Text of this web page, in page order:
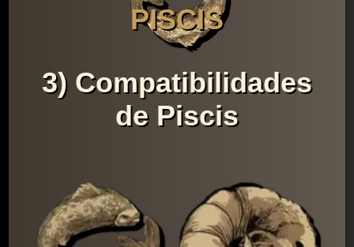
PISCIS
3) Compatibilidades
de Piscis